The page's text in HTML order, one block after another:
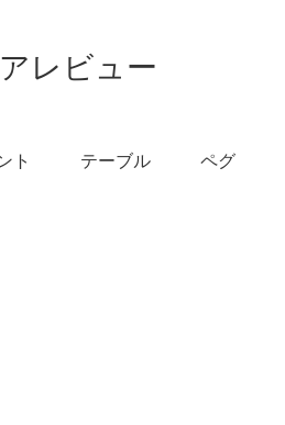
レビュー
ト テーブル ペグ